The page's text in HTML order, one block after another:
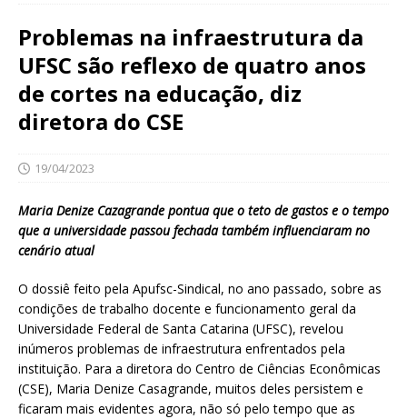
Problemas na infraestrutura da
UFSC são reflexo de quatro anos
de cortes na educação, diz
diretora do CSE
19/04/2023
Maria Denize Cazagrande pontua que o teto de gastos e o tempo
que a universidade passou fechada também influenciaram no
cenário atual
O dossiê feito pela Apufsc-Sindical, no ano passado, sobre as
condições de trabalho docente e funcionamento geral da
Universidade Federal de Santa Catarina (UFSC), revelou
inúmeros problemas de infraestrutura enfrentados pela
instituição. Para a diretora do Centro de Ciências Econômicas
(CSE), Maria Denize Casagrande, muitos deles persistem e
ficaram mais evidentes agora, não só pelo tempo que as